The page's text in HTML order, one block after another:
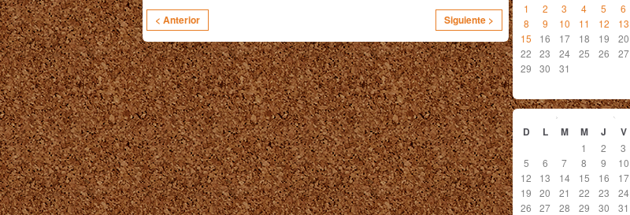
< Anterior Siguiente >
1 2 3 4 5 6
8
9 10 11 12 13
15
16 17 18 19 20
22
23 24 25 26 27
29
30 31
agosto 2018
D L M M J V
1 2 3
5
6 7 8 9 10
12
13 14 15 16 17
19
20 21 22 23 24
26
27 28 29 30 31